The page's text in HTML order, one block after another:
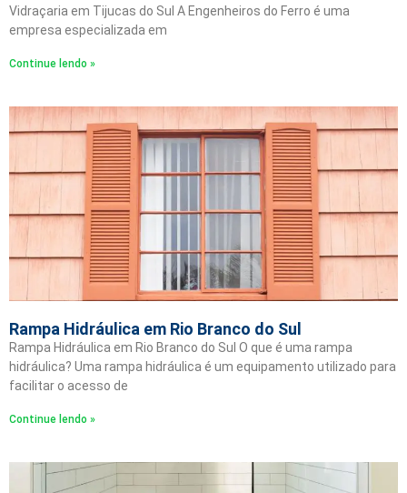
Vidraçaria em Tijucas do Sul A Engenheiros do Ferro é uma
empresa especializada em
Continue lendo »
Rampa Hidráulica em Rio Branco do Sul
Rampa Hidráulica em Rio Branco do Sul O que é uma rampa
hidráulica? Uma rampa hidráulica é um equipamento utilizado para
facilitar o acesso de
Continue lendo »